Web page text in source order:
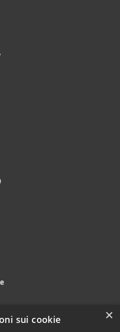
×
sui cookie